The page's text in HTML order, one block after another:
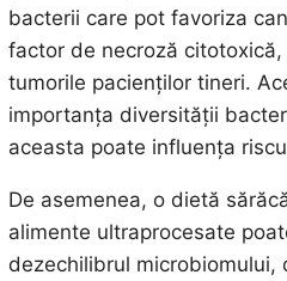
bacterii care pot favoriza
factor de necroză
tumorile pacienților tineri.
importanța diversității
aceasta poate influența
De asemenea, o dietă
alimente ultraprocesate
dezechilibrul microbiomului,